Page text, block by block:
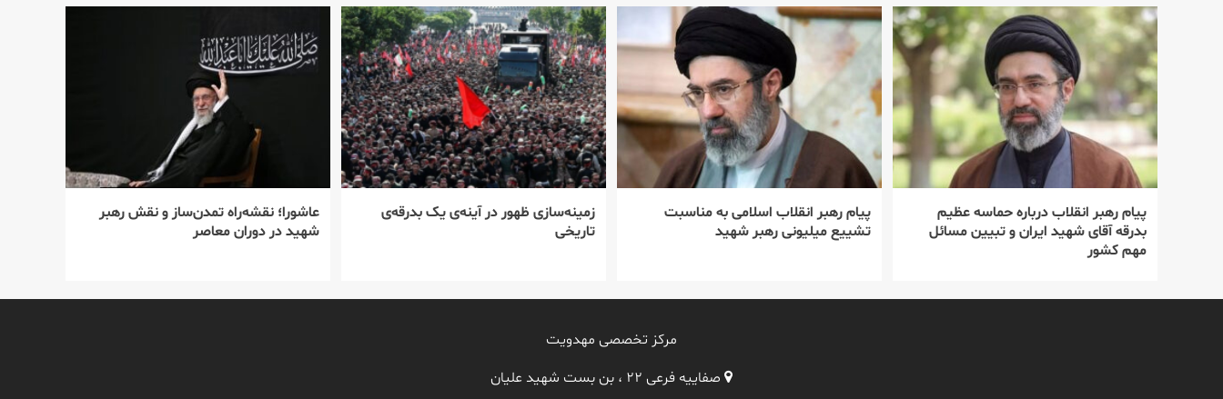
پیام رهبر انقلاب درباره حماسه عظیم
بدرقه آقای شهید ایران و تبیین مسائل
مهم کشور
پیام رهبر انقلاب اسلامی به مناسبت
تشییع میلیونی رهبر شهید
زمینه‌سازی ظهور در آینه‌ی یک بدرقه‌ی
تاریخی
عاشورا؛ نقشه‌راه تمدن‌ساز و نقش رهبر
شهید در دوران معاصر
مرکز تخصصی مهدویت
صفاییه فرعی ۲۲ ، بن بست شهید علیان